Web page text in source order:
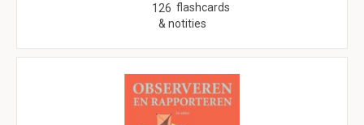
126 flashcards
& notities